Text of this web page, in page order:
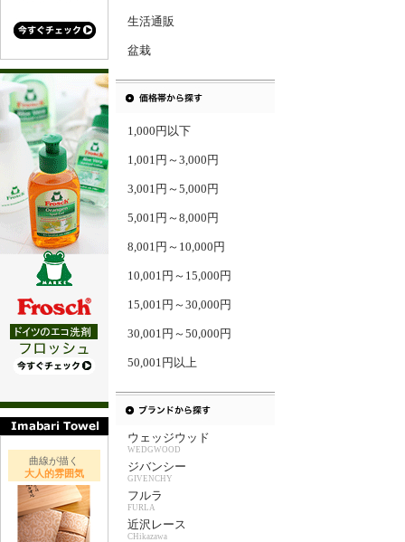
曲線が描く
大人的雰囲気
生活通販
盆栽
1,000円以下
1,001円～3,000円
3,001円～5,000円
5,001円～8,000円
8,001円～10,000円
10,001円～15,000円
15,001円～30,000円
30,001円～50,000円
50,001円以上
ウェッジウッド
WEDGWOOD
ジバンシー
GIVENCHY
フルラ
FURLA
近沢レース
CHikazawa